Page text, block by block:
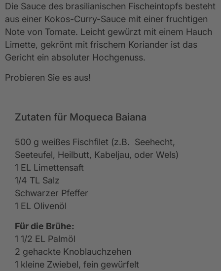
Die Sauce des brasilianischen Fischeintopfs besteht
aus einer Kokos-Curry-Sauce mit einer fruchtigen
Note von Tomate. Leicht gewürzt mit einem Hauch
Limette, gekrönt mit frischem Koriander ist das
Gericht ein absoluter Hochgenuss.
Probieren Sie es aus!
Zutaten für Moqueca Baiana
500 g weißes Fischfilet (z.B. Seehecht,
Seeteufel, Heilbutt, Kabeljau, oder Wels)
1 EL Limettensaft
1/4 TL Salz
Schwarzer Pfeffer
1 EL Olivenöl
Für die Brühe:
1 1/2 EL Palmöl
2 gehackte Knoblauchzehen
1 kleine Zwiebel, fein gewürfelt